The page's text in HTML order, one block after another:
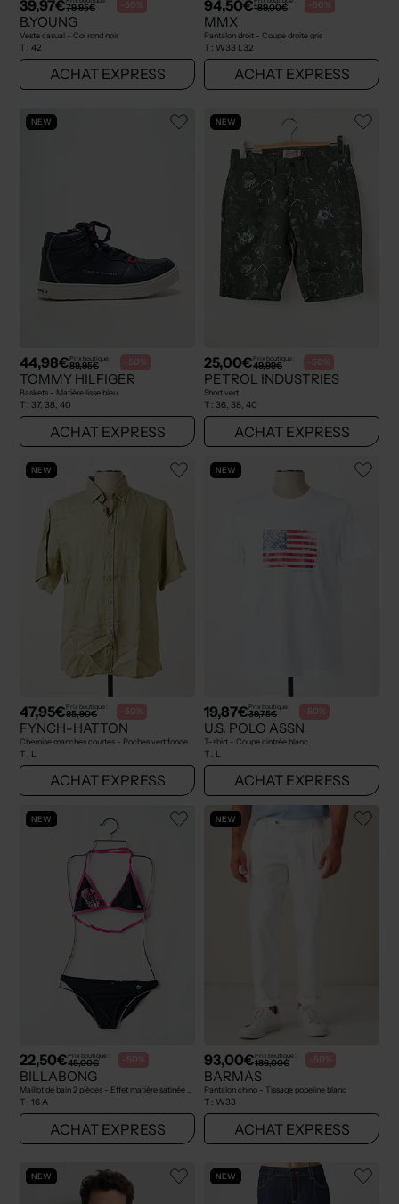
39,97€79,95€ -50%
B.YOUNG
Veste casual - Col rond noir
T : 42
ACHAT EXPRESS
94,50€189,00€ -50%
MMX
Pantalon droit - Coupe droite gris
T : W33 L32
ACHAT EXPRESS
NEW
44,98€Prix boutique :
89,95€ -50%
TOMMY HILFIGER
Baskets - Matière lisse bleu
T : 37, 38, 40
ACHAT EXPRESS
NEW
25,00€Prix boutique :
49,99€ -50%
PETROL INDUSTRIES
Short vert
T : 36, 38, 40
ACHAT EXPRESS
NEW
47,95€Prix boutique :
95,90€ -50%
FYNCH-HATTON
Chemise manches courtes - Poches vert fonce
T : L
ACHAT EXPRESS
NEW
19,87€Prix boutique :
39,75€ -50%
U.S. POLO ASSN
T-shirt - Coupe cintrée blanc
T : L
ACHAT EXPRESS
NEW
22,50€Prix boutique :
45,00€ -50%
BILLABONG
T : 16 A
ACHAT EXPRESS
NEW
93,00€Prix boutique :
186,00€ -50%
BARMAS
Pantalon chino - Tissage popeline blanc
T : W33
ACHAT EXPRESS
NEW NEW